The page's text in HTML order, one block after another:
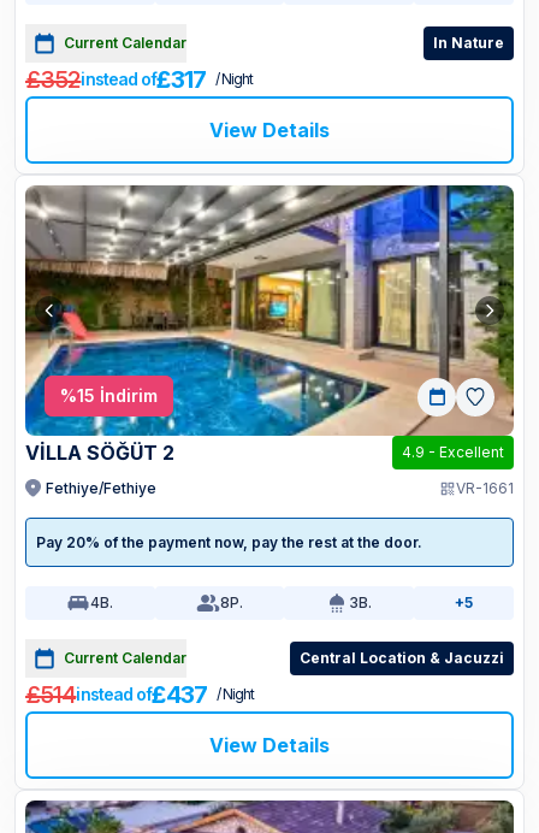
Current Calendar In Nature
£352instead of£317 / Night
View Details
%15 İndirim
VİLLA SÖĞÜT 2 4.9 - Excellent
Fethiye/Fethiye
VR-1661
Pay 20% of the payment now, pay the rest at the door.
4B. 8P. 3B. +5
Current Calendar Central Location & Jacuzzi
£514instead of£437 / Night
View Details